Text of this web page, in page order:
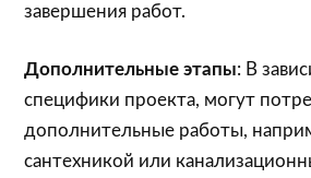
завершения работ.
Дополнительные этапы: В
специфики проекта, могут
дополнительные работы,
сантехникой или